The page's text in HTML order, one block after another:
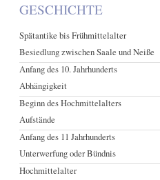
GESCHICHTE
Spätantike bis Frühmittelalter
Besiedlung zwischen Saale und Neiße
Anfang des 10. Jahrhunderts
Abhängigkeit
Beginn des Hochmittelalters
Aufstände
Anfang des 11 Jahrhunderts
Unterwerfung oder Bündnis
Hochmittelalter